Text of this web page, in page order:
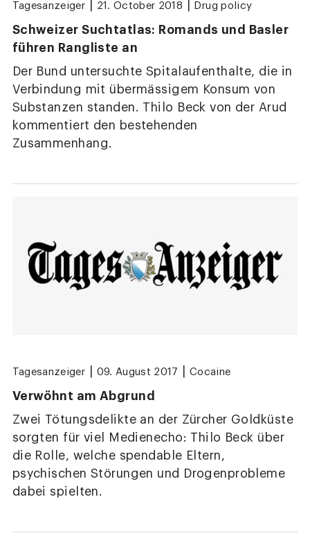
Tagesanzeiger 21. October 2018 Drug policy
Schweizer Suchtatlas: Romands und Basler
führen Rangliste an
Der Bund untersuchte Spitalaufenthalte, die in
Verbindung mit übermässigem Konsum von
Substanzen standen. Thilo Beck von der Arud
kommentiert den bestehenden
Zusammenhang.
Tagesanzeiger 09. August 2017 Cocaine
Verwöhnt am Abgrund
Zwei Tötungsdelikte an der Zürcher Goldküste
sorgten für viel Medienecho: Thilo Beck über
die Rolle, welche spendable Eltern,
psychischen Störungen und Drogenprobleme
dabei spielten.